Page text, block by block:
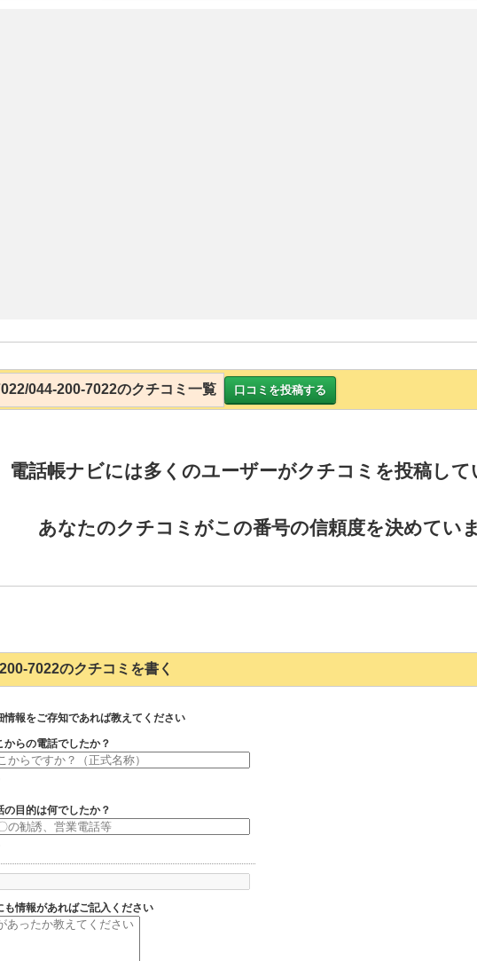
044-200-7022のクチコミ一覧 口コミを投稿する
電話帳ナビには多くのユーザーがクチコミを投稿して
あなたのクチコミがこの番号の信頼度を決めていま
7022のクチコミを書く
情報をご存知であれば教えてください
からの電話でしたか？
の目的は何でしたか？
も情報があればご記入ください